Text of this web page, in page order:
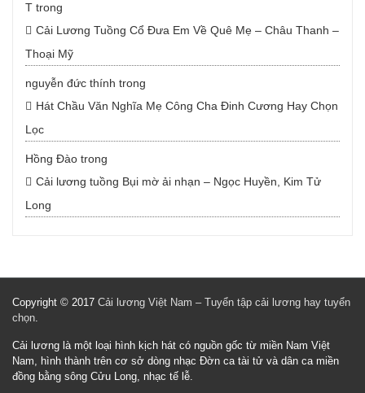
T trong
Cải Lương Tuồng Cổ Đưa Em Về Quê Mẹ – Châu Thanh –
Thoại Mỹ
nguyễn đức thính trong
Hát Chầu Văn Nghĩa Mẹ Công Cha Đinh Cương Hay Chọn
Lọc
Hồng Đào trong
Cải lương tuồng Bụi mờ ải nhạn – Ngọc Huyền, Kim Tử
Long
Copyright © 2017 Cải lương Việt Nam – Tuyển tập cải lương hay tuyển
chọn.
Cải lương là một loại hình kịch hát có nguồn gốc từ miền Nam Việt
Nam, hình thành trên cơ sở dòng nhạc Đờn ca tài tử và dân ca miền
đồng bằng sông Cửu Long, nhạc tế lễ.